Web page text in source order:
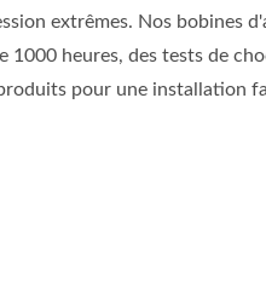
extrêmes. Nos bobines
heures, des tests de
pour une installation